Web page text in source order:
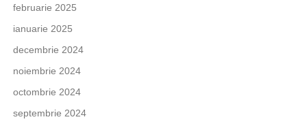
februarie 2025
ianuarie 2025
decembrie 2024
noiembrie 2024
octombrie 2024
septembrie 2024